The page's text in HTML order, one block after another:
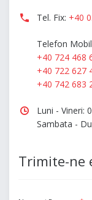
Tel. Fix: +40
Telefon
+40 724 468
+40 722 627
+40 742 683
Luni - Vineri:
Sambata -
Trimite-ne